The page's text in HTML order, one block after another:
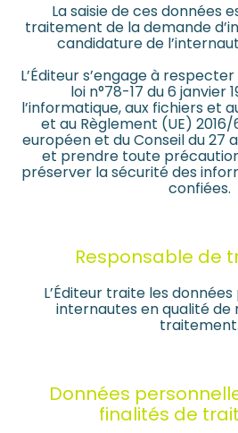
La saisie de ces données
traitement de la demande
candidature de
L’Éditeur s’engage à
loi n°78-17 du 6 janvier
l’informatique, aux fichiers et
et au Règlement (UE)
européen et du Conseil du 27
et prendre toute
préserver la sécurité des
confiées.
Responsable de
L’Éditeur traite les
internautes en qualité de
traitement.
Données
finalités de